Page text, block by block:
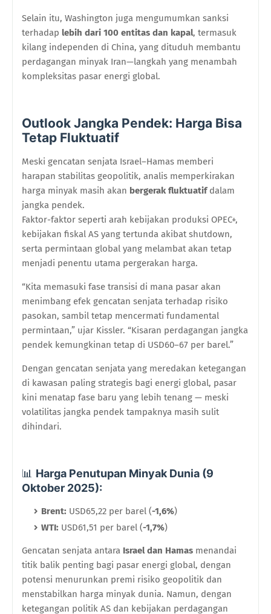
Selain itu, Washington juga mengumumkan sanksi
terhadap lebih dari 100 entitas dan kapal, termasuk
kilang independen di China, yang dituduh membantu
perdagangan minyak Iran—langkah yang menambah
kompleksitas pasar energi global.
Outlook Jangka Pendek: Harga Bisa
Tetap Fluktuatif
Meski gencatan senjata Israel–Hamas memberi
harapan stabilitas geopolitik, analis memperkirakan
harga minyak masih akan bergerak fluktuatifdalam
jangka pendek.
Faktor-faktor seperti arah kebijakan produksi OPEC+,
kebijakan fiskal AS yang tertunda akibat shutdown,
serta permintaan global yang melambat akan tetap
menjadi penentu utama pergerakan harga.
“Kita memasuki fase transisi di mana pasar akan
menimbang efek gencatan senjata terhadap risiko
pasokan, sambil tetap mencermati fundamental
permintaan,” ujar Kissler. “Kisaran perdagangan jangka
pendek kemungkinan tetap di USD60–67 per barel.”
Dengan gencatan senjata yang meredakan ketegangan
di kawasan paling strategis bagi energi global, pasar
kini menatap fase baru yang lebih tenang — meski
volatilitas jangka pendek tampaknya masih sulit
dihindari.
📊 Harga Penutupan Minyak Dunia (9
Oktober 2025):
Brent: USD65,22 per barel (-1,6%)
WTI: USD61,51 per barel (-1,7%)
Gencatan senjata antara Israel dan Hamas menandai
titik balik penting bagi pasar energi global, dengan
potensi menurunkan premi risiko geopolitik dan
menstabilkan harga minyak dunia. Namun, dengan
ketegangan politik AS dan kebijakan perdagangan